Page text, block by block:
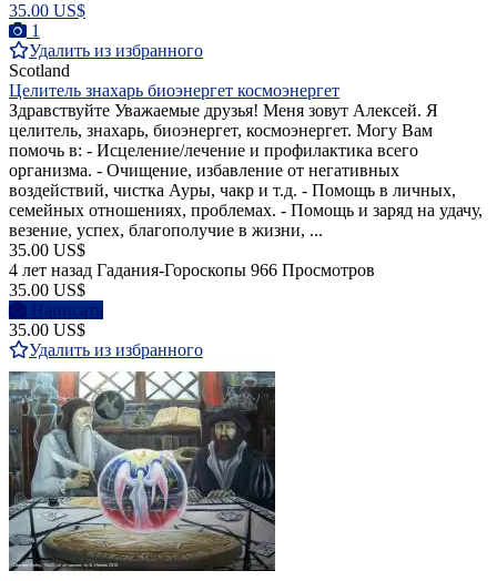
35.00 US$
1
Удалить из избранного
Scotland
Целитель знахарь биоэнергет космоэнергет
Здравствуйте Уважаемые друзья! Меня зовут Алексей. Я
целитель, знахарь, биоэнергет, космоэнергет. Могу Вам
помочь в: - Исцеление/лечение и профилактика всего
организма. - Очищение, избавление от негативных
воздействий, чистка Ауры, чакр и т.д. - Помощь в личных,
семейных отношениях, проблемах. - Помощь и заряд на удачу,
везение, успех, благополучие в жизни, ...
35.00 US$
4 лет назад Гадания-Гороскопы 966 Просмотров
35.00 US$
Написать
35.00 US$
Удалить из избранного